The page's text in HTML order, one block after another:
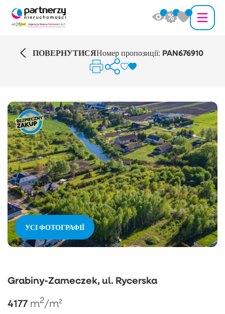
ПОВЕРНУТИСЯНомер пропозиції: PAN676910
УСІ ФОТОГРАФІЇ
Grabiny-Zameczek, ul. Rycerska
4177 m2/m²